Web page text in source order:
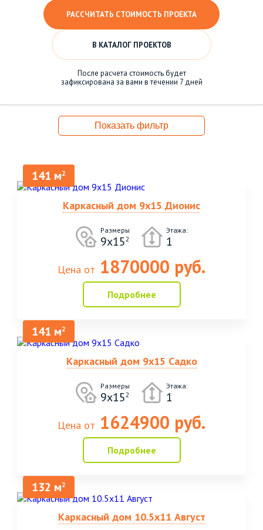
РАССЧИТАТЬ СТОИМОСТЬ ПРОЕКТА
В КАТАЛОГ ПРОЕКТОВ
После расчета стоимость будет
зафиксирована за вами в течении 7 дней
Показать фильтр
141 м2
Каркасный дом 9х15 Дионис
Размеры
9х152
Этажа:
1
Цена от 1870000 руб.
Подробнее
141 м2
Каркасный дом 9х15 Садко
Размеры
9х152
Этажа:
1
Цена от 1624900 руб.
Подробнее
132 м2
Каркасный дом 10.5х11 Август